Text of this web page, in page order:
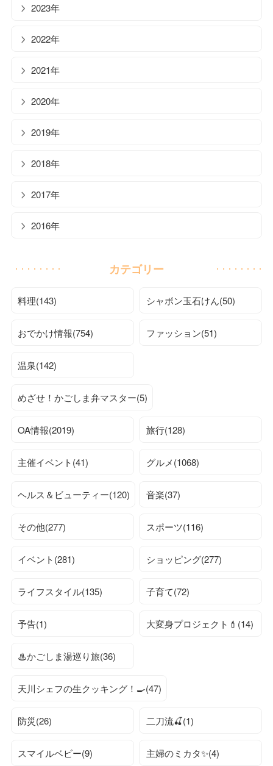
2023年
2022年
2021年
2020年
2019年
2018年
2017年
2016年
カテゴリー
料理(143) シャボン玉石けん(50)
おでかけ情報(754) ファッション(51)
温泉(142)
めざせ！かごしま弁マスター(5)
OA情報(2019) 旅行(128)
主催イベント(41) グルメ(1068)
ヘルス＆ビューティー(120) 音楽(37)
その他(277) スポーツ(116)
イベント(281) ショッピング(277)
ライフスタイル(135) 子育て(72)
予告(1) 大変身プロジェクト💄(14)
♨かごしま湯巡り旅(36)
天川シェフの生クッキング！🍳(47)
防災(26) 二刀流🍒(1)
スマイルベビー(9) 主婦のミカタ✨(4)